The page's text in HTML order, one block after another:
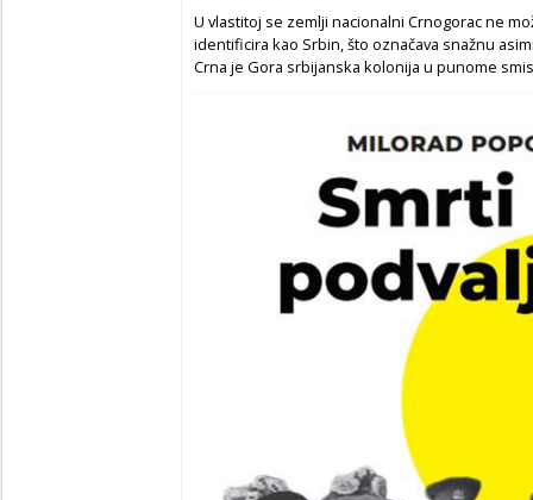
U vlastitoj se zemlji nacionalni Crnogorac ne
identificira kao Srbin, što označava snažnu
Crna je Gora srbijanska kolonija u punome